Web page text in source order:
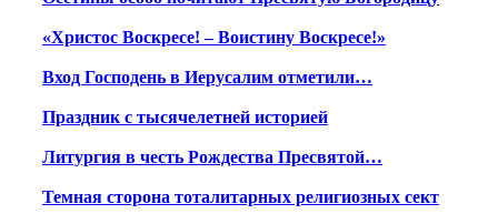
«Христос Воскресе! – Воистину Воскресе!»
Вход Господень в Иерусалим отметили…
Праздник с тысячелетней историей
Литургия в честь Рождества Пресвятой…
Темная сторона тоталитарных религиозных сект